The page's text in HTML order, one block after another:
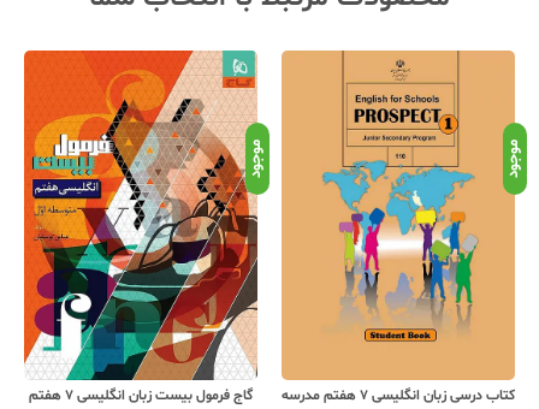
موجود
کتاب درسی زبان انگلیسی 7 هفتم مدرسه
موجود
گاج فرمول بیست زبان انگلیسی 7 هفتم